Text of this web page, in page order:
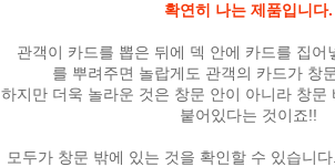
확연히 나는 제품입니다.
관객이 카드를 뽑은 뒤에 덱 안에 카드를 집어
를 뿌려주면 놀랍게도 관객의 카드가 창
하지만 더욱 놀라운 것은 창문 안이 아니라 창문
붙어있다는 것이죠!!
모두가 창문 밖에 있는 것을 확인할 수 있습니